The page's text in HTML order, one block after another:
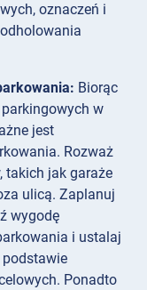
oznaczeń i
Biorąc
w
jest
Rozważ
takich jak garaże
ulicą. Zaplanuj
wygodę
i ustalaj
Ponadto